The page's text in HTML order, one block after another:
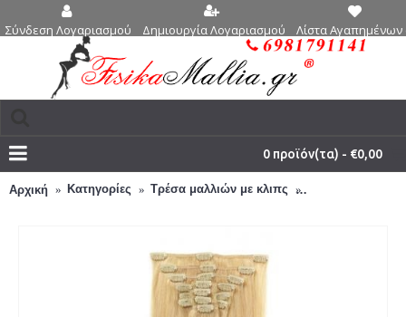
Σύνδεση Λογαριασμού Δημιουργία Λογαριασμού Λίστα Αγαπημένων
0 προϊόν(τα) - €0,00
Αρχική Κατηγορίες Τρέσα μαλλιών με κλιπς